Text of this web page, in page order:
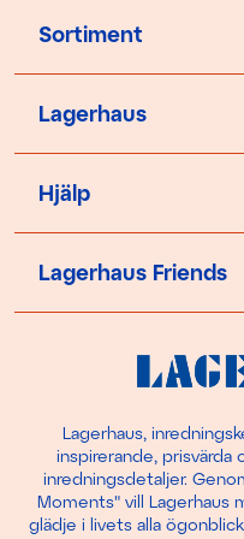
Sortiment
Lagerhaus
Hjälp
Lagerhaus Friends
Lagerhaus,
inspirerande,
inredningsdetaljer.
Moments" vill Lagerhaus
glädje i livets alla